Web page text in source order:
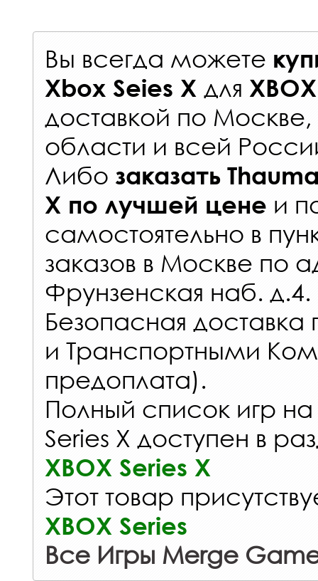
Вы всегда можете
Xbox Seies X для
доставкой по
области и всей
Либо заказать
X по лучшей цене и
самостоятельно в
заказов в Москве по
Фрунзенская наб. д.4.
Безопасная
и Транспортными
предоплата).
Полный список игр на
Series X доступен в
XBOX Series X
Этот товар
XBOX Series
Все Игры Merge